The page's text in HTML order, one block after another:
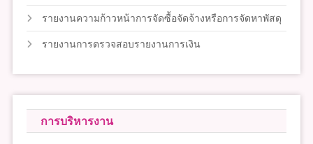
รายงานความก้าวหน้าการจัดซื้อจัดจ้างหรือการจัดหาพัสดุ
รายงานการตรวจสอบรายงานการเงิน
การบริหารงาน